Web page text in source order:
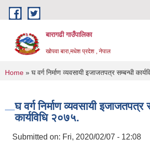
Skip to main content
बारागढी गाउँपालिका
खोपवा बारा,मधेश प्रदेश , नेपाल
You are here
Home » घ वर्ग निर्माण व्यवसायी इजाजतपत्र सम्बन्धी
घ वर्ग निर्माण व्यवसायी इजाजतपत्र
कार्यविधि २०७५.
Submitted on: Fri, 2020/02/07 - 12:08